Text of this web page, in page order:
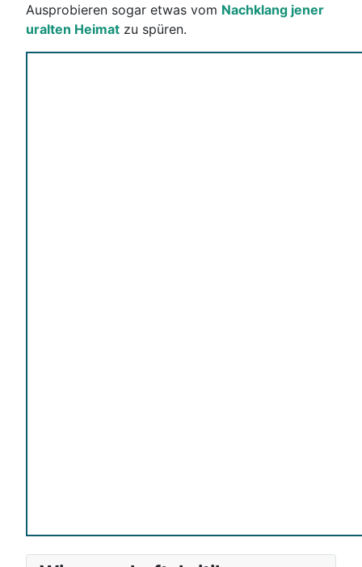
Ausprobieren sogar etwas vom Nachklang jener
uralten Heimat zu spüren.